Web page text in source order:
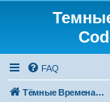
FAQ
Тёмные Времена: Проект 2060